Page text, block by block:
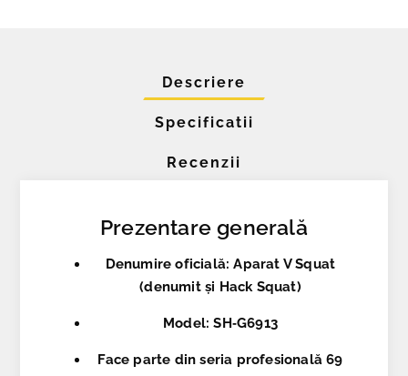
Descriere
Specificatii
Recenzii
Prezentare generală
Denumire oficială: Aparat V Squat
(denumit și Hack Squat)
Model: SH‑G6913
Face parte din seria profesională69